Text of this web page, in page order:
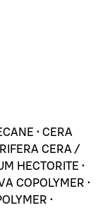
• CERA
CERA /
HECTORITE •
COPOLYMER •
•